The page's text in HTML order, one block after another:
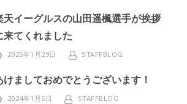
天イーグルスの山田遥楓選手が挨拶
来てくれました
2025年1月29日 STAFFBLOG
けましておめでとうございます！
2024年1月5日 STAFFBLOG